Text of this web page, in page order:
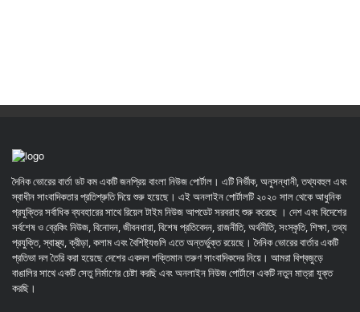
দৈনিক ভোরের বার্তা ডট কম একটি জনপ্রিয় বাংলা নিউজ পোর্টাল। এটি নির্ভীক, অনুসন্ধানী, তথ্যবহুল এবং
স্বাধীন সাংবাদিকতার প্রতিশ্রুতি দিয়ে শুরু হয়েছে। এই অনলাইন পোর্টালটি ২০২০ সাল থেকে আধুনিক
প্রযুক্তির সর্বাধিক ব্যবহারের সাথে রিয়েল টাইম নিউজ আপডেট সরবরাহ শুরু করেছে । দেশ এবং বিদেশের
সর্বশেষ ও ব্রেকিং নিউজ, বিনোদন, জীবনধারা, বিশেষ প্রতিবেদন, রাজনীতি, অর্থনীতি, সংস্কৃতি, শিক্ষা, তথ্য
প্রযুক্তি, স্বাস্থ্য, ক্রীড়া, কলাম এবং বৈশিষ্ট্যগুলি এতে অন্তর্ভুক্ত রয়েছে। দৈনিক ভোরের বার্তার একটি
প্রতিভা দল তৈরি করা হয়েছে দেশের একদল শক্তিমান তরুণ সাংবাদিকদের নিয়ে। আমরা বিশ্বজুড়ে
বাঙালির সাথে একটি সেতু নির্মাণের চেষ্টা করছি এবং অনলাইন নিউজ পোর্টালে একটি নতুন মাত্রা যুক্ত
করছি।